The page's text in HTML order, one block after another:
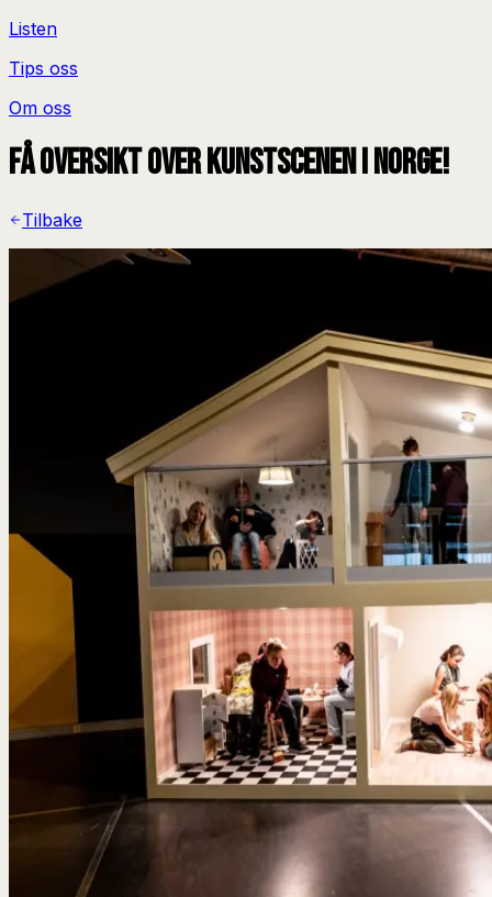
Listen
Tips oss
Om oss
Få oversikt over kunstscenen i Norge!
Tilbake